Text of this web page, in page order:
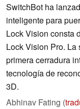
SwitchBot ha
inteligente para
Lock Vision consta
Lock Vision Pro.
primera cerradura
tecnología de
3D.
Abhinav Fating (